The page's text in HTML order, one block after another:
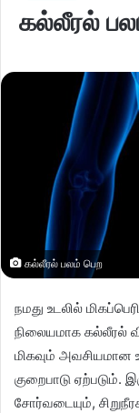
கல்லீரல்
கல்லீரல் பலம் பெற
நமது உடலில்
நிலையமாக கல்லீரல்
மிகவும் அவசியமான
குறைபாடு ஏற்படும்.
சோர்வடையும்,